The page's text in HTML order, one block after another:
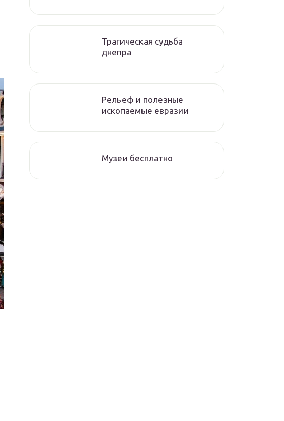
Трагическая судьба
днепра
Рельеф и полезные
ископаемые евразии
Музеи бесплатно